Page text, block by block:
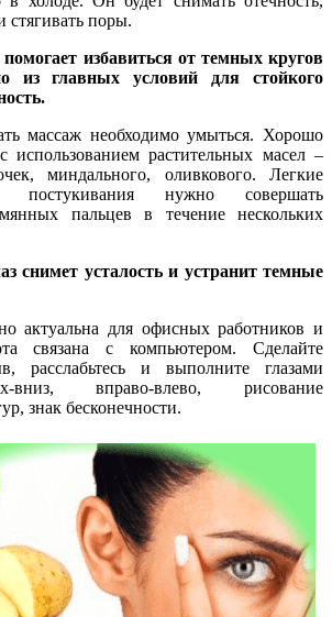
стягивать поры.
избавиться от темных кругов
из главных условий для стойкого
массаж необходимо умыться. Хорошо
использованием растительных масел –
миндального, оливкового. Легкие
постукивания нужно совершать
пальцев в течение нескольких
снимет усталость и устранит темные
актуальна для офисных работников и
связана с компьютером. Сделайте
расслабьтесь и выполните глазами
вниз, вправо-влево, рисование
знак бесконечности.